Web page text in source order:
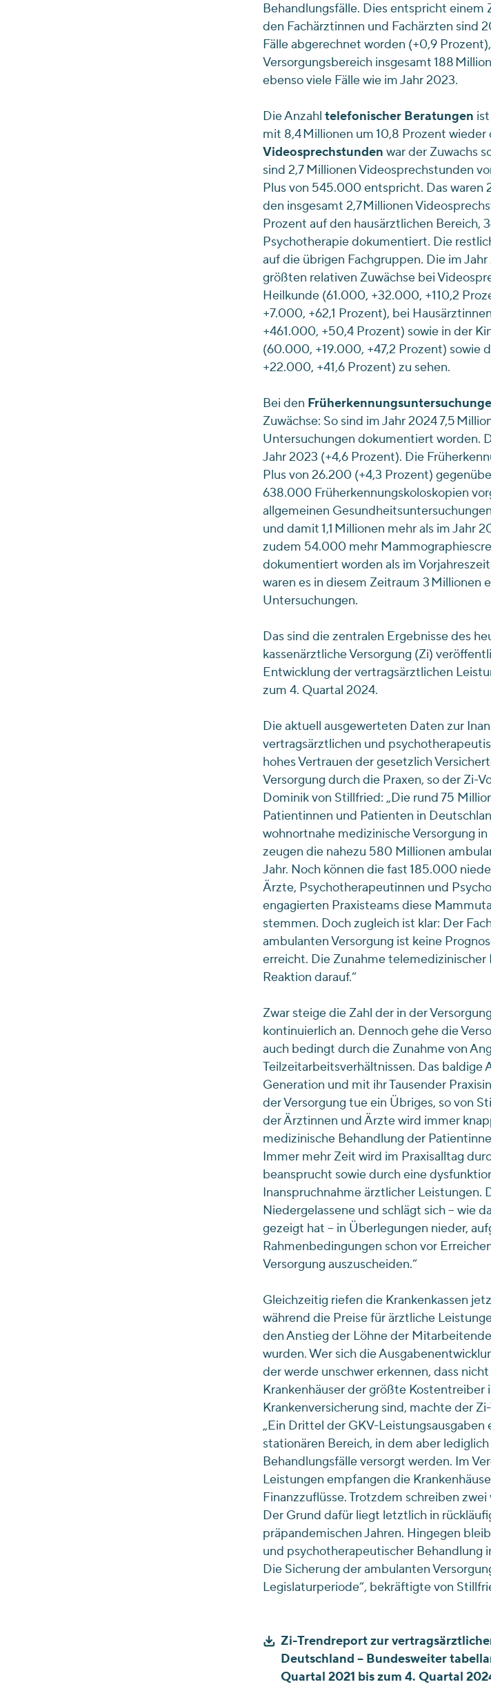
Behandlungsfälle. Dies entspricht einem
den Fachärztinnen und Fachärzten sind
Fälle abgerechnet worden (+0,9
Versorgungsbereich insgesamt 188
ebenso viele Fälle wie im Jahr 2023.
Die Anzahl telefonischer Beratungen
mit 8,4 Millionen um 10,8 Prozent
Videosprechstunden war der Zuwachs
sind 2,7 Millionen Videosprechstunden
Plus von 545.000 entspricht. Das waren
den insgesamt 2,7 Millionen
Prozent auf den hausärztlichen Bereich,
Psychotherapie dokumentiert. Die
auf die übrigen Fachgruppen. Die im
größten relativen Zuwächse bei
Heilkunde (61.000, +32.000, +110,2
+7.000, +62,1 Prozent), bei
+461.000, +50,4 Prozent) sowie in der
(60.000, +19.000, +47,2 Prozent) sowie
+22.000, +41,6 Prozent) zu sehen.
Bei den
Zuwächse: So sind im Jahr 2024 7,5
Untersuchungen dokumentiert worden.
Jahr 2023 (+4,6 Prozent). Die
Plus von 26.200 (+4,3 Prozent)
638.000 Früherkennungskoloskopien
allgemeinen
und damit 1,1 Millionen mehr als im Jahr
zudem 54.000 mehr
dokumentiert worden als im
waren es in diesem Zeitraum 3 Millionen
Untersuchungen.
Das sind die zentralen Ergebnisse des
kassenärztliche Versorgung (Zi)
Entwicklung der vertragsärztlichen
zum 4. Quartal 2024.
Die aktuell ausgewerteten Daten zur
vertragsärztlichen und
hohes Vertrauen der gesetzlich
Versorgung durch die Praxen, so der Zi-
Dominik von Stillfried: „Die rund 75
Patientinnen und Patienten in
wohnortnahe medizinische Versorgung
zeugen die nahezu 580 Millionen
Jahr. Noch können die fast 185.000
Ärzte, Psychotherapeutinnen und
engagierten Praxisteams diese
stemmen. Doch zugleich ist klar: Der
ambulanten Versorgung ist keine
erreicht. Die Zunahme telemedizinischer
Reaktion darauf.“
Zwar steige die Zahl der in der
kontinuierlich an. Dennoch gehe die
auch bedingt durch die Zunahme von
Teilzeitarbeitsverhältnissen. Das baldige
Generation und mit ihr Tausender
der Versorgung tue ein Übriges, so von
der Ärztinnen und Ärzte wird immer
medizinische Behandlung der
Immer mehr Zeit wird im Praxisalltag
beansprucht sowie durch eine
Inanspruchnahme ärztlicher Leistungen.
Niedergelassene und schlägt sich – wie
gezeigt hat – in Überlegungen nieder,
Rahmenbedingungen schon vor
Versorgung auszuscheiden.“
Gleichzeitig riefen die Krankenkassen
während die Preise für ärztliche
den Anstieg der Löhne der
wurden. Wer sich die
der werde unschwer erkennen, dass
Krankenhäuser der größte Kostentreiber
Krankenversicherung sind, machte der
„Ein Drittel der GKV-
stationären Bereich, in dem aber
Behandlungsfälle versorgt werden. Im
Leistungen empfangen die
Finanzzuflüsse. Trotzdem schreiben
Der Grund dafür liegt letztlich in
präpandemischen Jahren. Hingegen
und psychotherapeutischer Behandlung
Die Sicherung der ambulanten
Legislaturperiode“, bekräftigte von
Zi-Trendreport zur
Deutschland – Bundesweiter
Quartal 2021 bis zum 4. Quartal